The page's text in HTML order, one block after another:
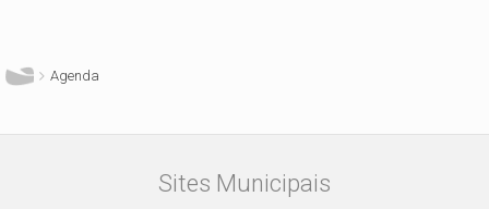
Agenda
Sites Municipais